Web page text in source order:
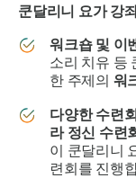
쿤달리니 요가 강
워크숍 및 이
소리 치유 등
한 주제의 워
다양한 수련
라 정신 수련
이 쿤달리니
련회를 진행